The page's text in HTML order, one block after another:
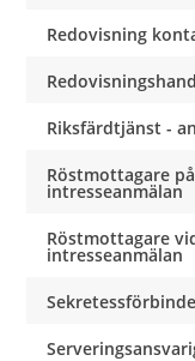
Redovisning
Riksfärdtjänst -
Röstmottagare
intresseanmälan
Röstmottagare
intresseanmälan